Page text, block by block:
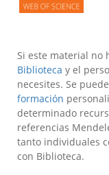
Si este material no
Biblioteca y el
necesites. Se
formación
determinado
referencias
tanto individuales
con Biblioteca.